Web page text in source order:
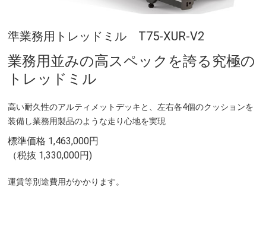
準業務用トレッドミル T75-XUR-V2
業務用並みの高スペックを誇る究極の
トレッドミル
高い耐久性のアルティメットデッキと、左右各4個のクッションを
装備し業務用製品のような走り心地を実現
標準価格 1,463,000円
（税抜 1,330,000円)
運賃等別途費用がかかります。